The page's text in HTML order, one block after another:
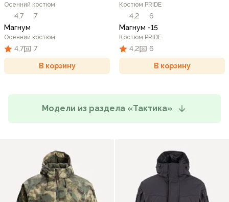
Осенний костюм
4,7
7
Магнум
Осенний костюм
4,7 7
В корзину
Костюм PRIDE
4,2
6
Магнум -15
Костюм PRIDE
4,2 6
В корзину
Модели из раздела «Тактика»